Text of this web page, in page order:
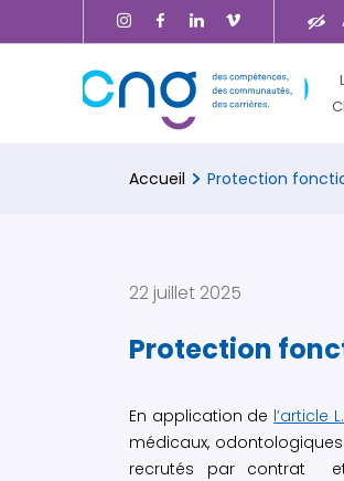
Accueil Protection
22 juillet 2025
Protection
En application de l’article
médicaux,
recrutés par contrat et